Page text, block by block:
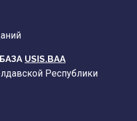
USIS.BAA
Республики